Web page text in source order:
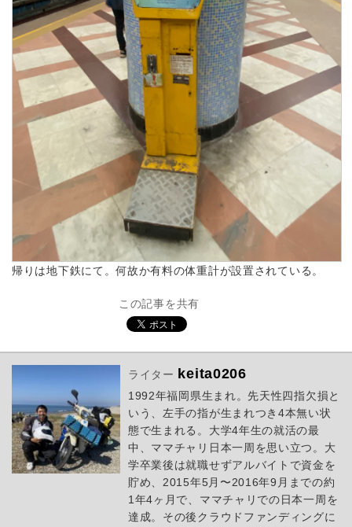
帰りは地下鉄にて。何故か有料の体重計が設置されている。
この記事を共有
ライター keita0206
1992年福岡県生まれ。先天性四指欠損と
いう、左手の指が生まれつき4本無い状
態で生まれる。大学4年生の就活の最
中、ママチャリ日本一周を思い立つ。大
学卒業後は就職せずアルバイトで資金を
貯め、2015年5月〜2016年9月までの約
1年4ヶ月で、ママチャリでの日本一周を
達成。その後クラウドファンディングに